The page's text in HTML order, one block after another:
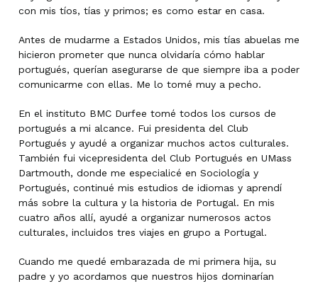
con mis tíos, tías y primos; es como estar en casa.
Antes de mudarme a Estados Unidos, mis tías abuelas me
hicieron prometer que nunca olvidaría cómo hablar
portugués, querían asegurarse de que siempre iba a poder
comunicarme con ellas. Me lo tomé muy a pecho.
En el instituto BMC Durfee tomé todos los cursos de
portugués a mi alcance. Fui presidenta del Club
Portugués y ayudé a organizar muchos actos culturales.
También fui vicepresidenta del Club Portugués en UMass
Dartmouth, donde me especialicé en Sociología y
Portugués, continué mis estudios de idiomas y aprendí
más sobre la cultura y la historia de Portugal. En mis
cuatro años allí, ayudé a organizar numerosos actos
culturales, incluidos tres viajes en grupo a Portugal.
Cuando me quedé embarazada de mi primera hija, su
padre y yo acordamos que nuestros hijos dominarían